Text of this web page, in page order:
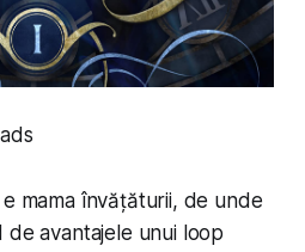
mama învățăturii, de unde
de avantajele unui loop